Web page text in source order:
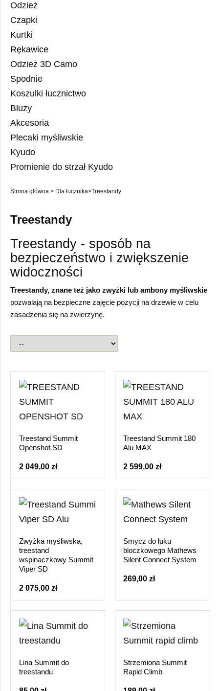
Odzież
Czapki
Kurtki
Rękawice
Odzież 3D Camo
Spodnie
Koszulki łucznictwo
Bluzy
Akcesoria
Plecaki myśliwskie
Kyudo
Promienie do strzał Kyudo
Strona główna > Dla łucznika>Treestandy
Treestandy
Treestandy - sposób na
bezpieczeństwo i zwiększenie
widoczności
Treestandy, znane też jako zwyżki lub ambony myśliwskie
pozwalają na bezpieczne zajęcie pozycji na drzewie w celu
zasadzenia się na zwierzynę.
Treestand Summit
Openshot SD
2 049,00 zł
Treestand Summit 180
Alu MAX
2 599,00 zł
Zwyżka myśliwska,
treestand
wspinaczkowy Summit
Viper SD
2 075,00 zł
Smycz do łuku
bloczkowego Mathews
Silent Connect System
269,00 zł
Lina Summit do
treestandu
Strzemiona Summit
Rapid Climb